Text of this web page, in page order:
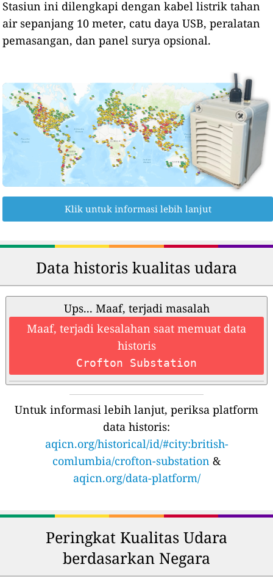
Stasiun ini dilengkapi dengan kabel listrik tahan
air sepanjang 10 meter, catu daya USB, peralatan
pemasangan, dan panel surya opsional.
Klik untuk informasi lebih lanjut
Data historis kualitas udara
Ups... Maaf, terjadi masalah
Maaf, terjadi kesalahan saat memuat data
historis
Crofton Substation
Untuk informasi lebih lanjut, periksa platform
data historis:
aqicn.org/historical/id/#city:british-
comlumbia/crofton-substation &
aqicn.org/data-platform/
Peringkat Kualitas Udara
berdasarkan Negara